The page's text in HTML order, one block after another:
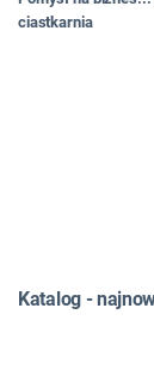
ciastkarnia
Katalog -